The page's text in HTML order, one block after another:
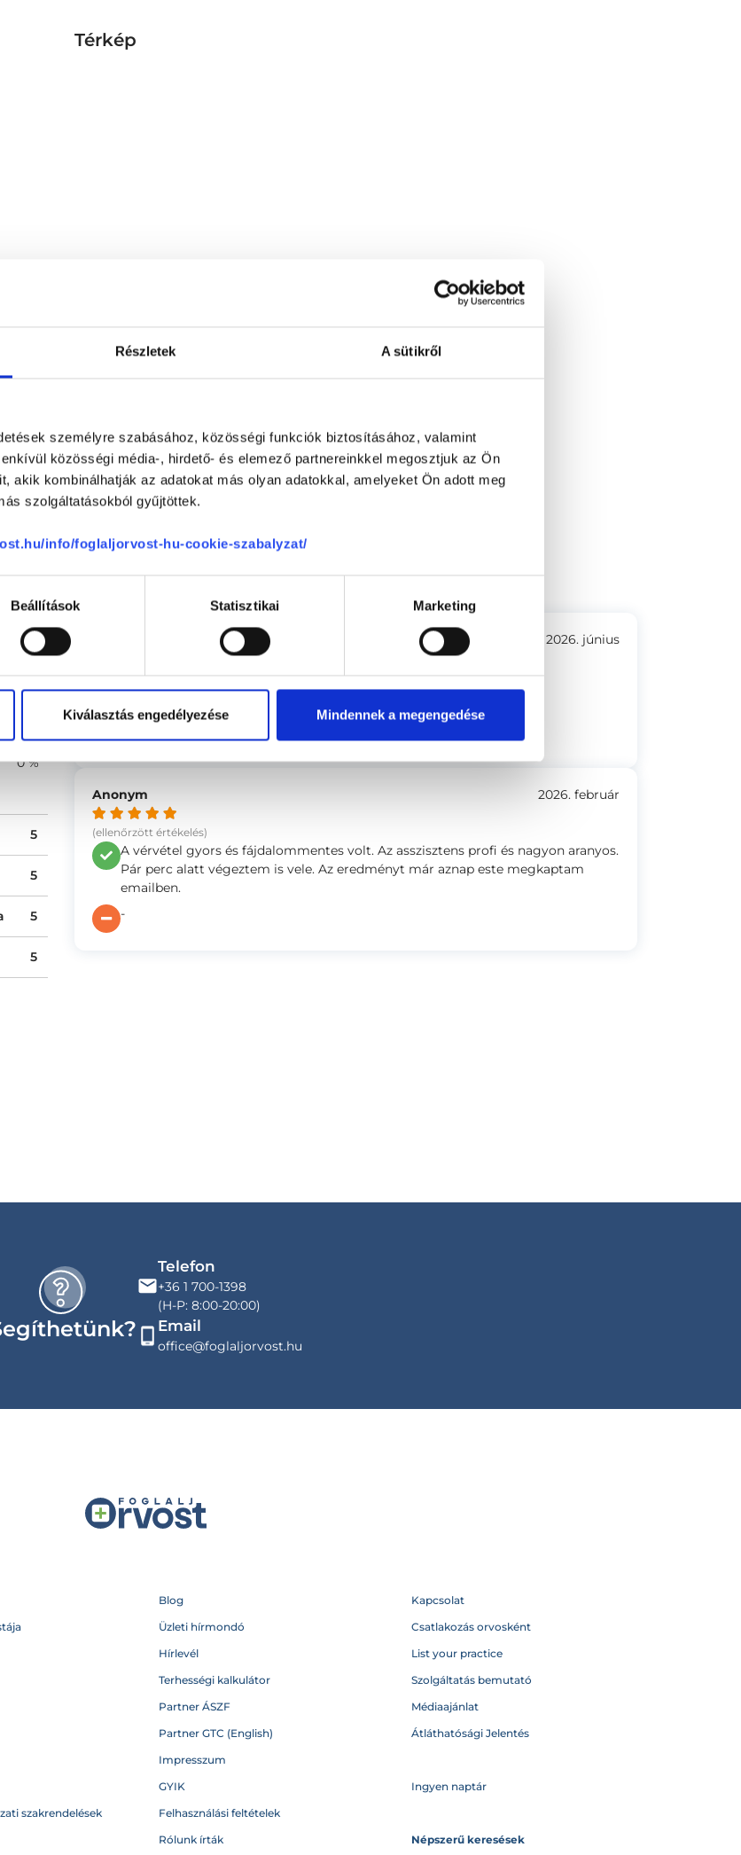
Részletek A sütikről
személyre szabásához, közösségi funkciók biztosításához, valamint
közösségi média-, hirdető- és elemező partnereinkkel megosztjuk az Ön
akik kombinálhatják az adatokat más olyan adatokkal, amelyeket Ön adott meg
szolgáltatásokból gyűjtöttek.
info/foglaljorvost-hu-cookie-szabalyzat/
Beállítások Statisztikai Marketing
Kiválasztás engedélyezése Mindennek a megengedése
Térkép
FjordMed Egészség Centrum
1083 Budapest, VIII. kerület,Szigony utca 2.
vélemények
100 %
0 %
0 %
5
5
5
5
(ellenőrzött értékelés)
2026. június
Minden rendben volt, empatikus, alapos ellátást kaptam.
Anonym
(ellenőrzött értékelés)
2026. február
A vérvétel gyors és fájdalommentes volt. Az asszisztens profi és nagyon aranyos.
Pár perc alatt végeztem is vele. Az eredményt már aznap este megkaptam
emailben.
-
Telefon
+36 1 700-1398
(H-P: 8:00-20:00)
Email
office@foglaljorvost.hu
szakrendelések
Blog
Üzleti hírmondó
Hírlevél
Terhességi kalkulátor
Partner ÁSZF
Partner GTC (English)
Impresszum
GYIK
Felhasználási feltételek
Rólunk írták
Kapcsolat
Csatlakozás orvosként
List your practice
Szolgáltatás bemutató
Médiaajánlat
Átláthatósági Jelentés
Ingyen naptár
Népszerű keresések